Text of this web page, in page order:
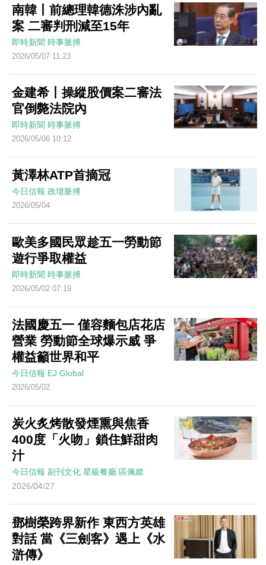
南韓丨前總理韓德洙涉內亂
案 二審判刑減至15年
即時新聞 時事脈搏
2026/05/07 11:23
金建希丨操縱股價案二審法
官倒斃法院內
即時新聞 時事脈搏
2026/05/06 10:12
黃澤林ATP首摘冠
今日信報 政壇脈搏
2026/05/04
歐美多國民眾趁五一勞動節
遊行爭取權益
即時新聞 時事脈搏
2026/05/02 07:19
法國慶五一 僅容麵包店花店
營業 勞動節全球爆示威 爭
權益籲世界和平
今日信報 EJ Global
2026/05/02
炭火炙烤散發煙熏與焦香
400度「火吻」鎖住鮮甜肉
汁
今日信報 副刊文化 星級餐廳 區佩嫦
2026/04/27
鄧樹榮跨界新作 東西方英雄
對話 當《三劍客》遇上《水
滸傳》